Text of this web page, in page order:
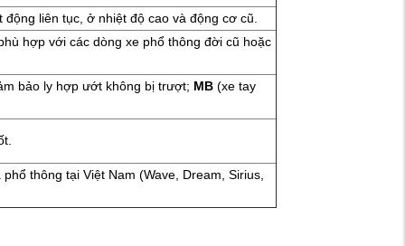
liên tục, ở nhiệt độ cao và động cơ cũ.
hợp với các dòng xe phổ thông đời cũ hoặc
bảo ly hợp ướt không bị trượt; MB (xe tay
thông tại Việt Nam (Wave, Dream, Sirius,